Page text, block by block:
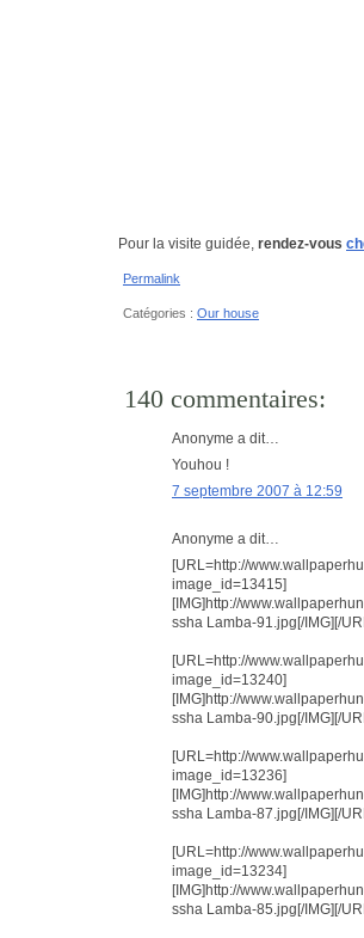
Pour la visite guidée, rendez-vous
Permalink
Catégories : Our house
140 commentaires:
Anonyme a dit…
Youhou !
7 septembre 2007 à 12:59
Anonyme a dit…
[URL=http://
image_id=13415]
[IMG]http://
ssha Lamba-91.jpg[/IMG][/
[URL=http://
image_id=13240]
[IMG]http://
ssha Lamba-90.jpg[/IMG][/
[URL=http://
image_id=13236]
[IMG]http://
ssha Lamba-87.jpg[/IMG][/
[URL=http://
image_id=13234]
[IMG]http://
ssha Lamba-85.jpg[/IMG][/